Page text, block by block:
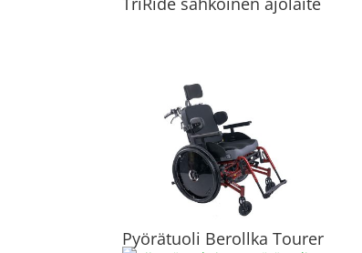
Pyörätuoli Berollka Tourer